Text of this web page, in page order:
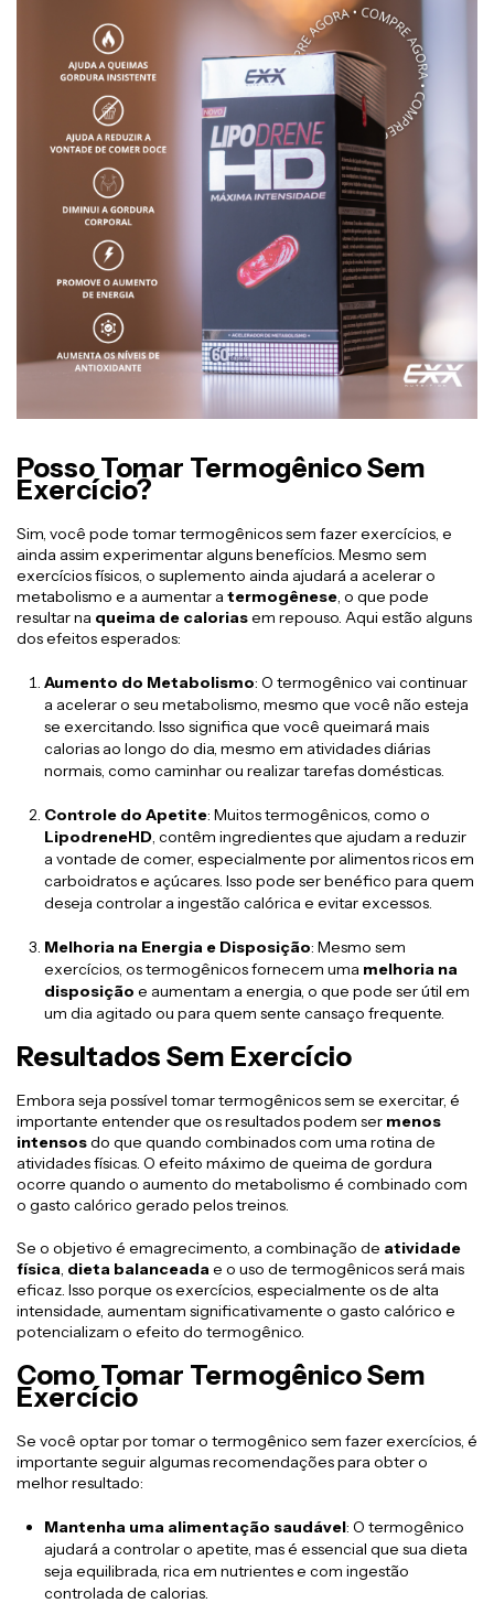
Posso Tomar Termogênico Sem
Exercício?
Sim, você pode tomar termogênicos sem fazer exercícios, e
ainda assim experimentar alguns benefícios. Mesmo sem
exercícios físicos, o suplemento ainda ajudará a acelerar o
metabolismo e a aumentar a termogênese, o que pode
resultar na queima de caloriasem repouso. Aqui estão alguns
dos efeitos esperados:
Aumento do Metabolismo: O termogênico vai continuar
a acelerar o seu metabolismo, mesmo que você não esteja
se exercitando. Isso significa que você queimará mais
calorias ao longo do dia, mesmo em atividades diárias
normais, como caminhar ou realizar tarefas domésticas.
Controle do Apetite: Muitos termogênicos, como o
LipodreneHD, contêm ingredientes que ajudam a reduzir
a vontade de comer, especialmente por alimentos ricos em
carboidratos e açúcares. Isso pode ser benéfico para quem
deseja controlar a ingestão calórica e evitar excessos.
Melhoria na Energia e Disposição: Mesmo sem
exercícios, os termogênicos fornecem uma melhoria na
disposição e aumentam a energia, o que pode ser útil em
um dia agitado ou para quem sente cansaço frequente.
Resultados Sem Exercício
Embora seja possível tomar termogênicos sem se exercitar, é
importante entender que os resultados podem ser menos
intensosdo que quando combinados com uma rotina de
atividades físicas. O efeito máximo de queima de gordura
ocorre quando o aumento do metabolismo é combinado com
o gasto calórico gerado pelos treinos.
Se o objetivo é emagrecimento, a combinação de atividade
física, dieta balanceadae o uso de termogênicos será mais
eficaz. Isso porque os exercícios, especialmente os de alta
intensidade, aumentam significativamente o gasto calórico e
potencializam o efeito do termogênico.
Como Tomar Termogênico Sem
Exercício
Se você optar por tomar o termogênico sem fazer exercícios, é
importante seguir algumas recomendações para obter o
melhor resultado:
Mantenha uma alimentação saudável: O termogênico
ajudará a controlar o apetite, mas é essencial que sua dieta
seja equilibrada, rica em nutrientes e com ingestão
controlada de calorias.